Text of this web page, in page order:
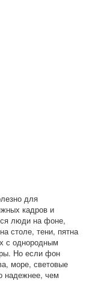
для
кадров и
люди на фоне,
столе, тени, пятна
с однородным
Но если фон
море, световые
надежнее, чем